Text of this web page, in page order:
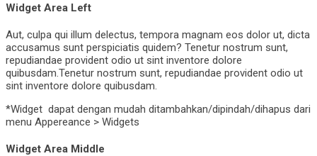
Widget Area Left
Aut, culpa qui illum delectus, tempora magnam eos dolor ut, dicta
accusamus sunt perspiciatis quidem? Tenetur nostrum sunt,
repudiandae provident odio ut sint inventore dolore
quibusdam.Tenetur nostrum sunt, repudiandae provident odio ut
sint inventore dolore quibusdam.
*Widget dapat dengan mudah ditambahkan/dipindah/dihapus dari
menu Appereance > Widgets
Widget Area Middle